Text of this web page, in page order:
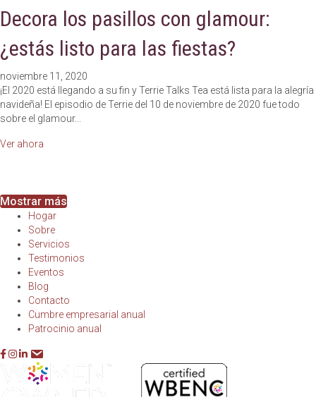
Decora los pasillos con glamour:
¿estás listo para las fiestas?
noviembre 11, 2020
¡El 2020 está llegando a su fin y Terrie Talks Tea está lista para la alegría
navideña! El episodio de Terrie del 10 de noviembre de 2020 fue todo
sobre el glamour...
Ver ahora
Mostrar más
Hogar
Sobre
Servicios
Testimonios
Eventos
Blog
Contacto
Cumbre empresarial anual
Patrocinio anual